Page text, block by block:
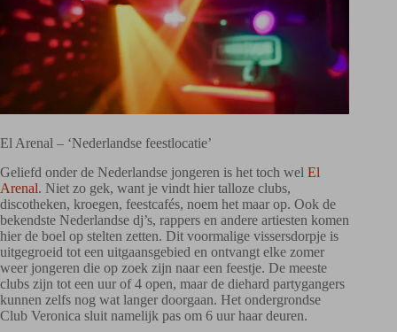
El Arenal – ‘Nederlandse feestlocatie’
Geliefd onder de Nederlandse jongeren is het toch wel El
Arenal. Niet zo gek, want je vindt hier talloze clubs,
discotheken, kroegen, feestcafés, noem het maar op. Ook de
bekendste Nederlandse dj’s, rappers en andere artiesten komen
hier de boel op stelten zetten. Dit voormalige vissersdorpje is
uitgegroeid tot een uitgaansgebied en ontvangt elke zomer
weer jongeren die op zoek zijn naar een feestje. De meeste
clubs zijn tot een uur of 4 open, maar de diehard partygangers
kunnen zelfs nog wat langer doorgaan. Het ondergrondse
Club Veronica sluit namelijk pas om 6 uur haar deuren.